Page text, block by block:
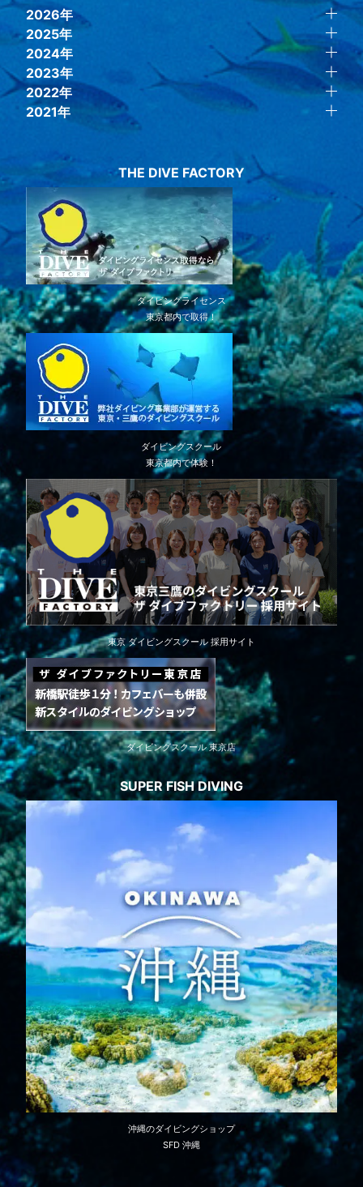
2026年
2025年
2024年
2023年
2022年
2021年
THE DIVE FACTORY
ダイビングライセンス
東京都内で取得！
ダイビングスクール
東京都内で体験！
東京 ダイビングスクール 採用サイト
ダイビングスクール 東京店
SUPER FISH DIVING
沖縄のダイビングショップ
SFD 沖縄